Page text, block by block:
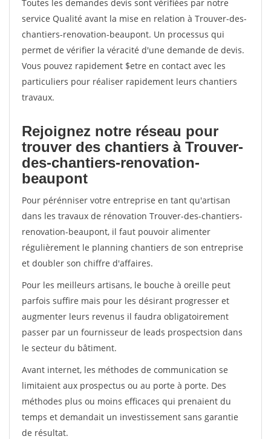
Toutes les demandes devis sont vérifiées par notre
service Qualité avant la mise en relation à Trouver-des-
chantiers-renovation-beaupont. Un processus qui
permet de vérifier la véracité d'une demande de devis.
Vous pouvez rapidement $etre en contact avec les
particuliers pour réaliser rapidement leurs chantiers
travaux.
Rejoignez notre réseau pour
trouver des chantiers à Trouver-
des-chantiers-renovation-
beaupont
Pour pérénniser votre entreprise en tant qu'artisan
dans les travaux de rénovation Trouver-des-chantiers-
renovation-beaupont, il faut pouvoir alimenter
régulièrement le planning chantiers de son entreprise
et doubler son chiffre d'affaires.
Pour les meilleurs artisans, le bouche à oreille peut
parfois suffire mais pour les désirant progresser et
augmenter leurs revenus il faudra obligatoirement
passer par un fournisseur de leads prospectsion dans
le secteur du bâtiment.
Avant internet, les méthodes de communication se
limitaient aux prospectus ou au porte à porte. Des
méthodes plus ou moins efficaces qui prenaient du
temps et demandait un investissement sans garantie
de résultat.